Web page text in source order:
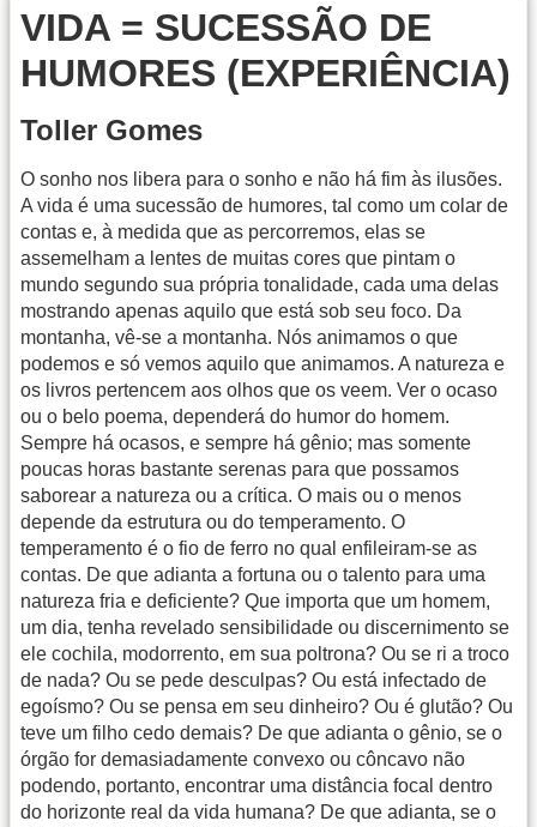
VIDA = SUCESSÃO DE
HUMORES (EXPERIÊNCIA)
Toller Gomes
O sonho nos libera para o sonho e não há fim às ilusões.
A vida é uma sucessão de humores, tal como um colar de
contas e, à medida que as percorremos, elas se
assemelham a lentes de muitas cores que pintam o
mundo segundo sua própria tonalidade, cada uma delas
mostrando apenas aquilo que está sob seu foco. Da
montanha, vê-se a montanha. Nós animamos o que
podemos e só vemos aquilo que animamos. A natureza e
os livros pertencem aos olhos que os veem. Ver o ocaso
ou o belo poema, dependerá do humor do homem.
Sempre há ocasos, e sempre há gênio; mas somente
poucas horas bastante serenas para que possamos
saborear a natureza ou a crítica. O mais ou o menos
depende da estrutura ou do temperamento. O
temperamento é o fio de ferro no qual enfileiram-se as
contas. De que adianta a fortuna ou o talento para uma
natureza fria e deficiente? Que importa que um homem,
um dia, tenha revelado sensibilidade ou discernimento se
ele cochila, modorrento, em sua poltrona? Ou se ri a troco
de nada? Ou se pede desculpas? Ou está infectado de
egoísmo? Ou se pensa em seu dinheiro? Ou é glutão? Ou
teve um filho cedo demais? De que adianta o gênio, se o
órgão for demasiadamente convexo ou côncavo não
podendo, portanto, encontrar uma distância focal dentro
do horizonte real da vida humana? De que adianta, se o